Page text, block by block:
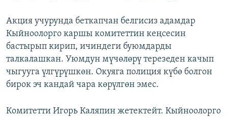
Акция учурунда беткапчан белгисиз адамдар
Кыйноолорго каршы комитеттин кеңсесин
бастырып кирип, ичиндеги буюмдарды
талкалашкан. Уюмдун мүчөлөрү терезеден качып
чыгууга үлгүрүшкөн. Окуяга полиция күбө болгон
бирок эч кандай чара көрүлгөн эмес.
Комитетти Игорь Каляпин жетектейт. Кыйноолорго